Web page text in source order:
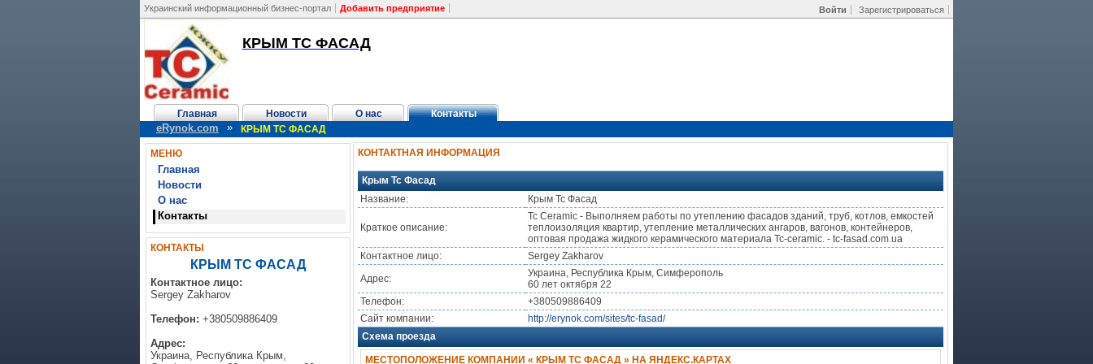
Войти Зарегистрироваться
Украинский информационный бизнес-портал Добавить предприятие
КРЫМ ТС ФАСАД
Главная Новости О нас Контакты
eRynok.com » КРЫМ ТС ФАСАД
МЕНЮ
Главная
Новости
О нас
Контакты
КОНТАКТЫ
КРЫМ ТС ФАСАД
Контактное лицо:
Sergey Zakharov
Телефон: +380509886409
Адрес:
Украина, Республика Крым,
КОНТАКТНАЯ ИНФОРМАЦИЯ
Крым Тс Фасад
Название:
Крым Тс Фасад
Краткое описание:
Tc Ceramic - Выполняем работы по утеплению фасадов зданий, труб, котлов, емкостей
теплоизоляция квартир, утепление металлических ангаров, вагонов, контейнеров,
оптовая продажа жидкого керамического материала Tc-ceramic. - tc-fasad.com.ua
Контактное лицо:
Sergey Zakharov
Адрес:
Украина, Республика Крым, Симферополь
60 лет октября 22
Телефон:
+380509886409
Сайт компании:
http://erynok.com/sites/tc-fasad/
Схема проезда
МЕСТОПОЛОЖЕНИЕ КОМПАНИИ « КРЫМ ТС ФАСАД » НА ЯНДЕКС.КАРТАХ